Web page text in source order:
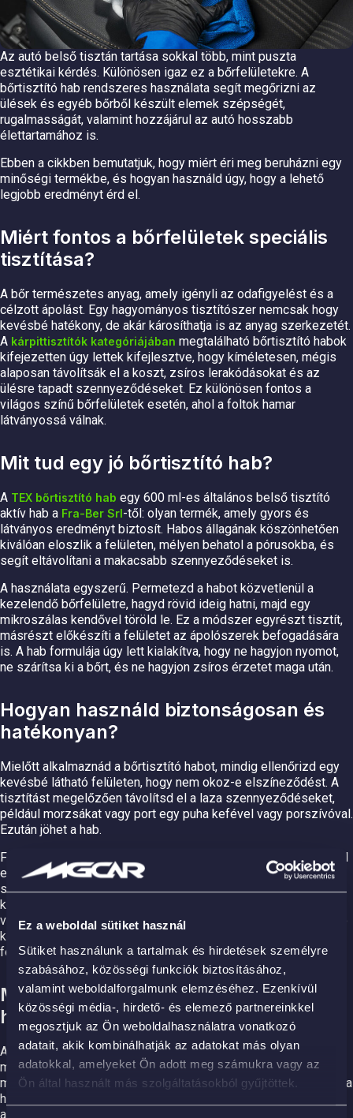
Ez a weboldal sütiket használ
Sütiket használunk a tartalmak és hirdetések személyre
szabásához, közösségi funkciók biztosításához,
valamint weboldalforgalmunk elemzéséhez. Ezenkívül
közösségi média-, hirdető- és elemező partnereinkkel
megosztjuk az Ön weboldalhasználatra vonatkozó
adatait, akik kombinálhatják az adatokat más olyan
adatokkal, amelyeket Ön adott meg számukra vagy az
Ön által használt más szolgáltatásokból gyűjtöttek.
Az autó belső tisztán tartása sokkal több, mint puszta
esztétikai kérdés. Különösen igaz ez a bőrfelületekre. A
bőrtisztító hab rendszeres használata segít megőrizni az
ülések és egyéb bőrből készült elemek szépségét,
rugalmasságát, valamint hozzájárul az autó hosszabb
élettartamához is.
Ebben a cikkben bemutatjuk, hogy miért éri meg beruházni egy
minőségi termékbe, és hogyan használd úgy, hogy a lehető
legjobb eredményt érd el.
Miért fontos a bőrfelületek speciális
tisztítása?
A bőr természetes anyag, amely igényli az odafigyelést és a
célzott ápolást. Egy hagyományos tisztítószer nemcsak hogy
kevésbé hatékony, de akár károsíthatja is az anyag szerkezetét.
A kárpittisztítók kategóriájában megtalálható bőrtisztító habok
kifejezetten úgy lettek kifejlesztve, hogy kíméletesen, mégis
alaposan távolítsák el a koszt, zsíros lerakódásokat és az
ülésre tapadt szennyeződéseket. Ez különösen fontos a
világos színű bőrfelületek esetén, ahol a foltok hamar
látványossá válnak.
Mit tud egy jó bőrtisztító hab?
A TEX bőrtisztító hab egy 600 ml-es általános belső tisztító
aktív hab a Fra-Ber Srl-től: olyan termék, amely gyors és
látványos eredményt biztosít. Habos állagának köszönhetően
kiválóan eloszlik a felületen, mélyen behatol a pórusokba, és
segít eltávolítani a makacsabb szennyeződéseket is.
A használata egyszerű. Permetezd a habot közvetlenül a
kezelendő bőrfelületre, hagyd rövid ideig hatni, majd egy
mikroszálas kendővel töröld le. Ez a módszer egyrészt tisztít,
másrészt előkészíti a felületet az ápolószerek befogadására
is. A hab formulája úgy lett kialakítva, hogy ne hagyjon nyomot,
ne szárítsa ki a bőrt, és ne hagyjon zsíros érzetet maga után.
Hogyan használd biztonságosan és
hatékonyan?
Mielőtt alkalmaznád a bőrtisztító habot, mindig ellenőrizd egy
kevésbé látható felületen, hogy nem okoz-e elszíneződést. A
tisztítást megelőzően távolítsd el a laza szennyeződéseket,
például morzsákat vagy port egy puha kefével vagy porszívóval.
Ezután jöhet a hab.
Fújd közvetlenül a bőrfelületre vagy egy kendőre, majd dolgozd
el egyenletesen. Ne hagyd túl sokáig rajta, és mindig töröld
szárazra a felületet. A legjobb eredmény érdekében legalább
kéthetente érdemes megismételni a folyamatot, különösen a
vezetőülés és a kormány környékén, ahol a használatból adódó
kopás gyorsabban megjelenik. A bőr így tiszta, rugalmas és
fényes is marad.
Mikor érdemes bőrtisztító habot
használni?
A legtöbben csak akkor foglalkoznak a bőrtisztítással, amikor
már látható szennyeződés jelenik meg. Azonban ezt jobb
megelőzni. A bőrtisztító hab használatát érdemes beilleszteni a
havi autóápolási rutinba, különösen az őszi és téli hónapokban,
amikor a cipőn behozott sár és kosz gyakrabban szennyezi a